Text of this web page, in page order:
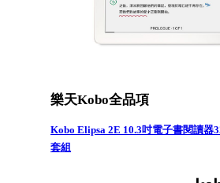
樂天Kobo全品項
Kobo Elipsa 2E 10.3吋電子書閱讀器
套組